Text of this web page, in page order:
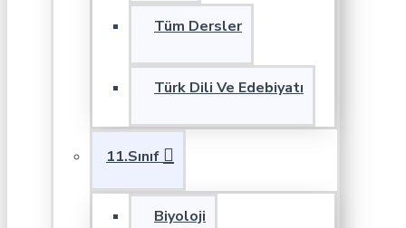
Tüm Dersler
Türk Dili Ve Edebiyatı
11.Sınıf
Biyoloji